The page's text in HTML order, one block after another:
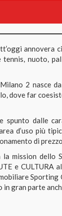
annovera
tennis, nuoto,
2 nasce
dove far
spunto dalle
d’uso più
di
la mission dello
e
Sporting
in gran parte